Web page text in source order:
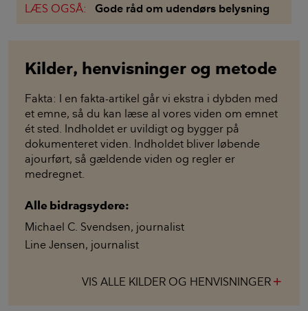
LÆS OGSÅ: Gode råd om udendørs belysning
Kilder, henvisninger og metode
Fakta: I en fakta-artikel går vi ekstra i dybden med
et emne, så du kan læse al vores viden om emnet
ét sted. Indholdet er uvildigt og bygger på
dokumenteret viden. Indholdet bliver løbende
ajourført, så gældende viden og regler er
medregnet.
Alle bidragsydere:
Michael C. Svendsen, journalist
Line Jensen, journalist
VIS ALLE KILDER OG HENVISNINGER